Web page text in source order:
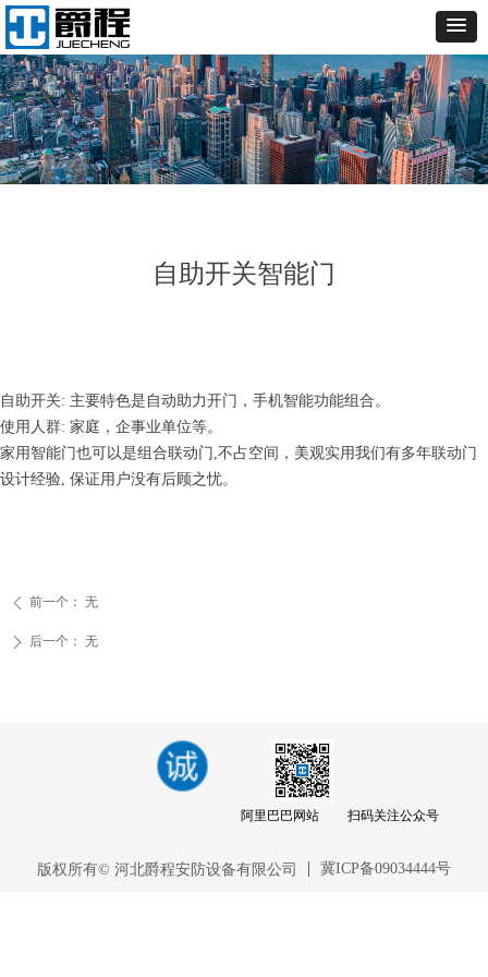
自助开关智能门
自助开关: 主要特色是自动助力开门，手机智能功能组合。
使用人群: 家庭，企事业单位等。
家用智能门也可以是组合联动门,不占空间，美观实用我们有多年联动门
设计经验, 保证用户没有后顾之忧。
ꄴ 前一个： 无
ꄲ 后一个： 无
阿里巴巴网站 扫码关注公众号
版权所有© 河北爵程安防设备有限公司 冀ICP备09034444号